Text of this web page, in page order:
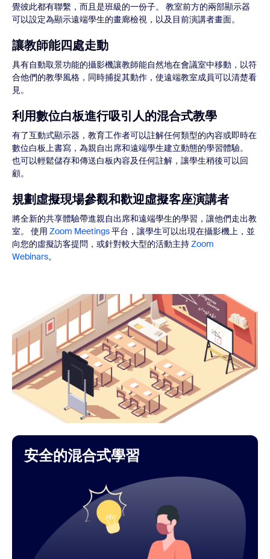
覺彼此都有聯繫，而且是班級的一份子。 教室前方的兩部顯示器
可以設定為顯示遠端學生的畫廊檢視，以及目前演講者畫面。
讓教師能四處走動
具有自動取景功能的攝影機讓教師能自然地在會議室中移動，以符
合他們的教學風格，同時捕捉其動作，使遠端教室成員可以清楚看
見。
利用數位白板進行吸引人的混合式教學
有了互動式顯示器，教育工作者可以註解任何類型的內容或即時在
數位白板上書寫，為親自出席和遠端學生建立動態的學習體驗。
也可以輕鬆儲存和傳送白板內容及任何註解，讓學生稍後可以回
顧。
規劃虛擬現場參觀和歡迎虛擬客座演講者
將全新的共享體驗帶進親自出席和遠端學生的學習，讓他們走出教
室。 使用 Zoom Meetings平台，讓學生可以出現在攝影機上，並
向您的虛擬訪客提問，或針對較大型的活動主持Zoom
Webinars。
安全的混合式學習